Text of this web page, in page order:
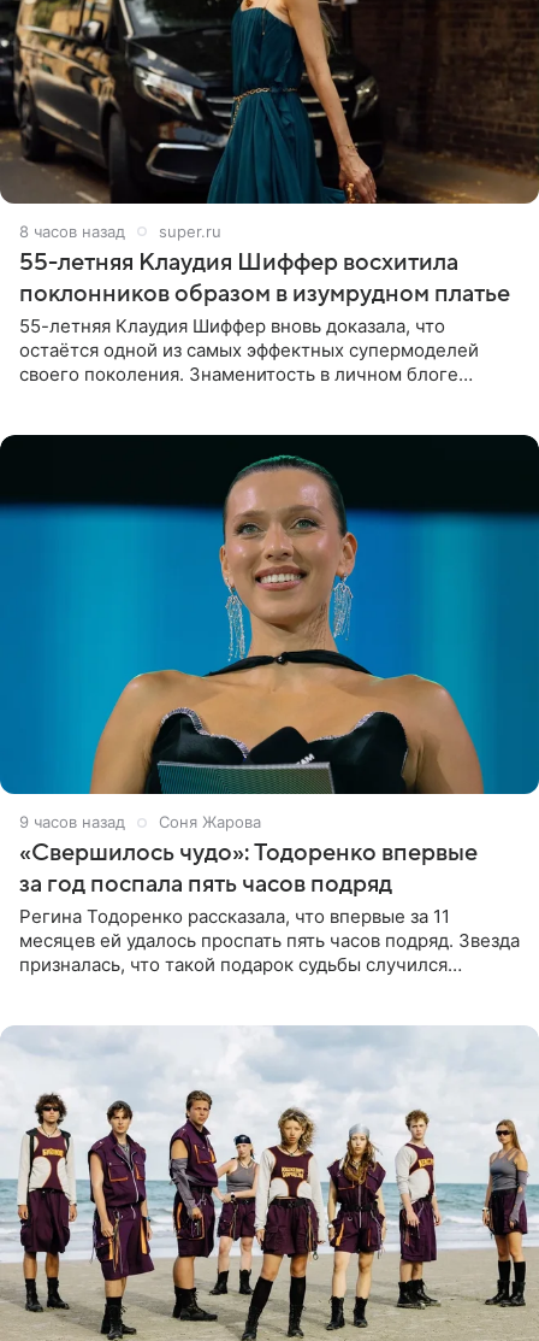
8 часов назад super.ru
55-летняя Клаудия Шиффер восхитила
поклонников образом в изумрудном платье
55-летняя Клаудия Шиффер вновь доказала, что
остаётся одной из самых эффектных супермоделей
своего поколения. Знаменитость в личном блоге
9 часов назад Соня Жарова
«Свершилось чудо»: Тодоренко впервые
за год поспала пять часов подряд
Регина Тодоренко рассказала, что впервые за 11
месяцев ей удалось проспать пять часов подряд. Звезда
призналась, что такой подарок судьбы случился